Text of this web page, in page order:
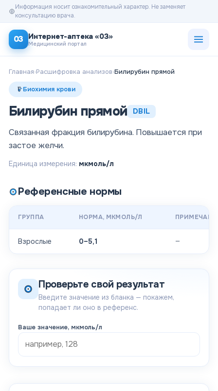
Информация носит ознакомительный характер. Не заменяет
консультацию врача.
03 Интернет-аптека «03»
Медицинский портал
Главная›Расшифровка анализов›Билирубин прямой
Биохимия крови
Билирубин прямой DBIL
Связанная фракция билирубина. Повышается при
застое желчи.
Единица измерения: мкмоль/л
Референсные нормы
ГРУППА НОРМА, МКМОЛЬ/Л
Взрослые 0–5,1 —
Проверьте свой результат
Введите значение из бланка — покажем,
попадает ли оно в референс.
Ваше значение, мкмоль/л